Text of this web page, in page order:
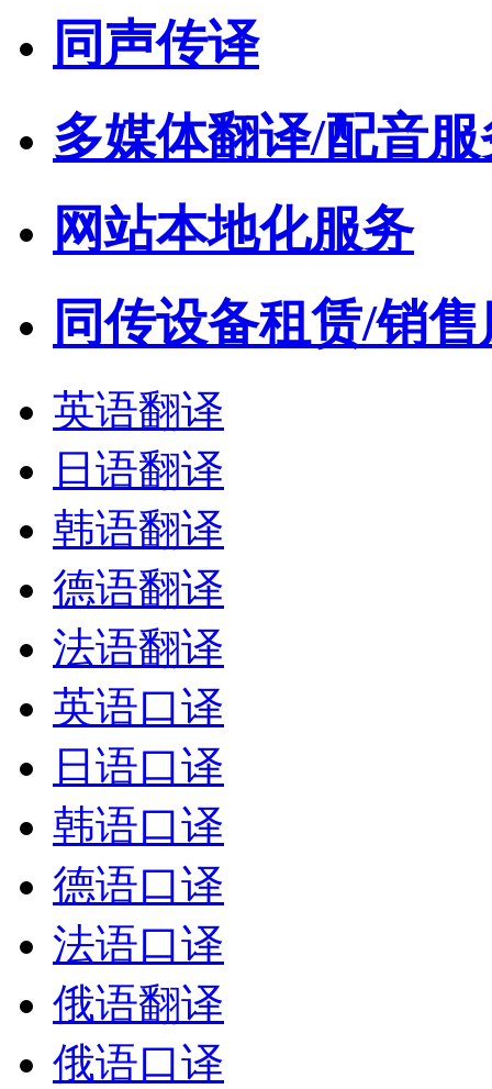
同声传译
多媒体翻译/配音服
网站本地化服务
同传设备租赁/销
英语翻译
日语翻译
韩语翻译
德语翻译
法语翻译
英语口译
日语口译
韩语口译
德语口译
法语口译
俄语翻译
俄语口译